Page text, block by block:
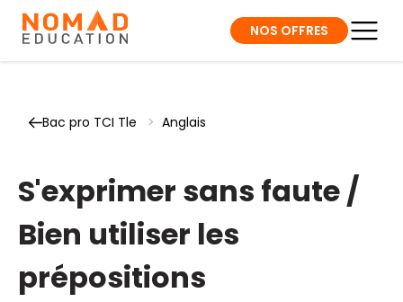
NOS OFFRES
Bac pro TCI Tle > Anglais
S'exprimer sans faute /
Bien utiliser les
prépositions